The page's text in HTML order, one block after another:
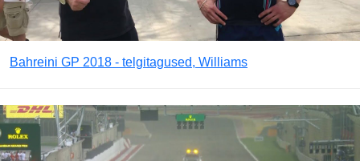
Bahreini GP 2018 - telgitagused, Williams